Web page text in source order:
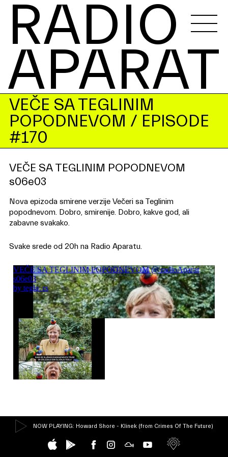
RADIO
APARAT
VEČE SA TEGLINIM
POPODNEVOM / EPISODE
#170
VEČE SA TEGLINIM POPODNEVOM
s06e03
Nova epizoda smirene verzije Večeri sa Teglinim
popodnevom. Dobro, smirenije. Dobro, kakve god, ali
zabavne svakako.
Svake srede od 20h na Radio Aparatu.
NOW PLAYING: Howard Shore - Klinek (from Crimes Of The Future)